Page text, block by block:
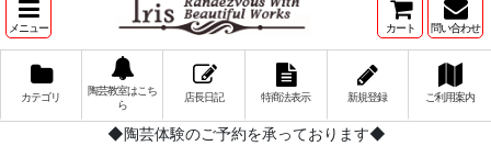
メニュー カート 問い合わせ
カテゴリ
陶芸教室はこち
ら
店長日記 特商法表示 新規登録 ご利用案内
◆陶芸体験のご予約を承っております◆